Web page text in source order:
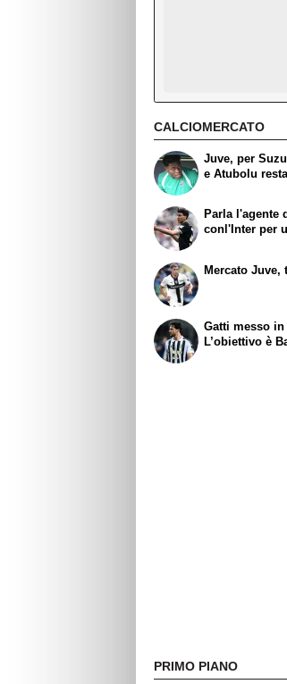
CALCIOMERCATO
Juve, per
e Atubolu
Parla l'agente
conl'Inter per
Mercato
Gatti messo
L’obiettivo è
PRIMO PIANO